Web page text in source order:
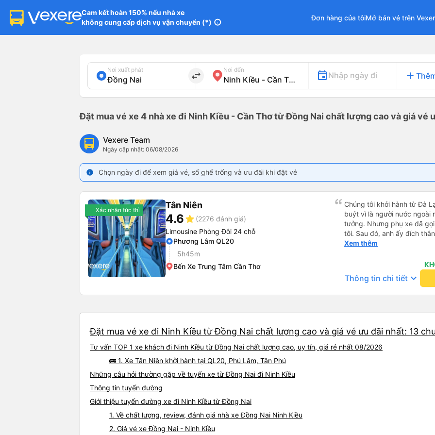
Cam kết hoàn 150% nếu nhà xe
không cung cấp dịch vụ vận chuyển (*) info
Đơn hàng của tôiMở bán vé trên
Nơi xuất phát
import_export
Nơi đến
Nhập ngày đi add
Đặt mua vé xe 4 nhà xe đi Ninh Kiều - Cần Thơ từ Đồng Nai chất lượng cao và giá vé
Vexere Team
Ngày cập nhật: 06/08/2026
info Chọn ngày đi để xem giá vé, số ghế trống và ưu đãi khi đặt vé
Xác nhận tức thì Tân Niên
4.6star (2276 đánh giá)
Limousine Phòng Đôi 24 chỗ
Phương Lâm QL20
5h45m
Bến Xe Trung Tâm Cần Thơ
Chúng tôi khởi hành từ Đà
buýt vì là người nước ngoài
tưởng. Nhưng phụ xe đã
tôi. Sau đó, anh ấy đích
tiên đi xe giường nằm với
uống. Tôi rất ngạc nhiên
Thơ và mọi người xuống
thức chúng tôi dậy và đảm
Xem thêm
Thông tin chi tiết keyboard_arrow_down
Đặt mua vé xe đi Ninh Kiều từ Đồng Nai chất lượng cao và giá vé ưu đãi nhất: 13
Tư vấn TOP 1 xe khách đi Ninh Kiều từ Đồng Nai chất lượng cao, uy tín, giá rẻ nhất 08/2026
🚌 1. Xe Tân Niên khởi hành tại QL20, Phú Lâm, Tân Phú
Những câu hỏi thường gặp về tuyến xe từ Đồng Nai đi Ninh Kiều
Thông tin tuyến đường
Giới thiệu tuyến đường xe đi Ninh Kiều từ Đồng Nai
1. Về chất lượng, review, đánh giá nhà xe Đồng Nai Ninh Kiều
2. Giá vé xe Đồng Nai - Ninh Kiều